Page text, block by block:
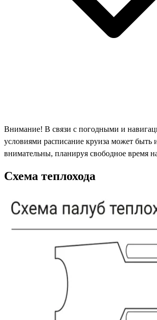
Внимание! В связи с погодными и
условиями расписание круиза может быть
внимательны, планируя свободное время
Схема теплохода